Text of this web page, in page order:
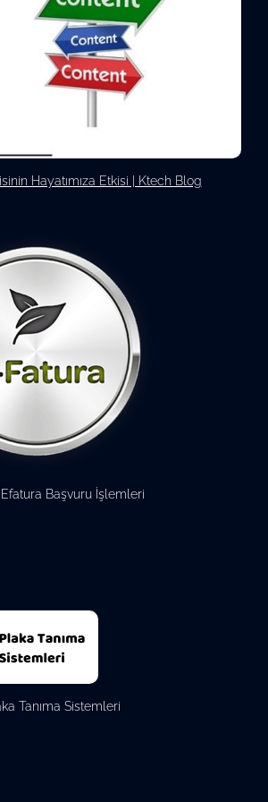
Hayatımıza Etkisi | Ktech Blog
Başvuru İşlemleri
Tanıma Sistemleri